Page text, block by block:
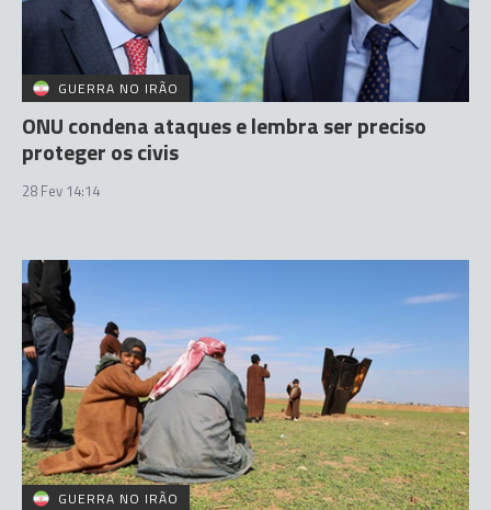
GUERRA NO IRÃO
ONU condena ataques e lembra ser preciso
proteger os civis
28 Fev 14:14
GUERRA NO IRÃO